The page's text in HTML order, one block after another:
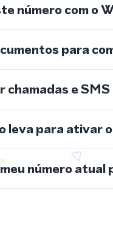
número com o
para
chamadas e
leva para ativar
número atual